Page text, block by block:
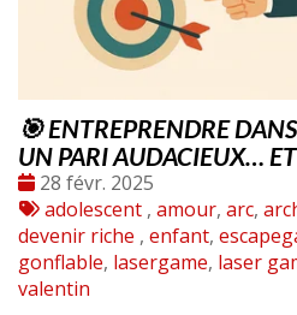
🎯 ENTREPRENDRE
UN PARI AUDACIEUX…
Date
:
28 févr. 2025
Tags
:
adolescent , amour, arc,
devenir riche , enfant,
gonflable, lasergame, laser
valentin